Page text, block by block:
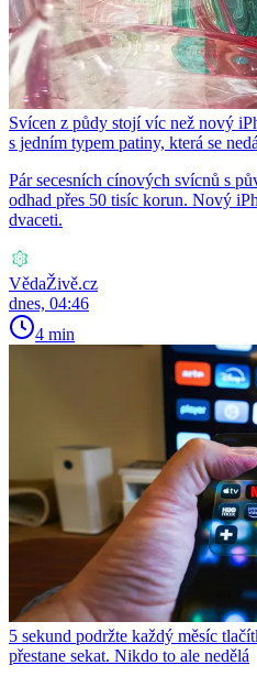
Svícen z půdy stojí víc než nový
s jedním typem patiny, která se
Pár secesních cínových svícnů s
odhad přes 50 tisíc korun. Nový
dvaceti.
VědaŽivě.cz
dnes, 04:46
4 min
5 sekund podržte každý měsíc
přestane sekat. Nikdo to ale nedělá